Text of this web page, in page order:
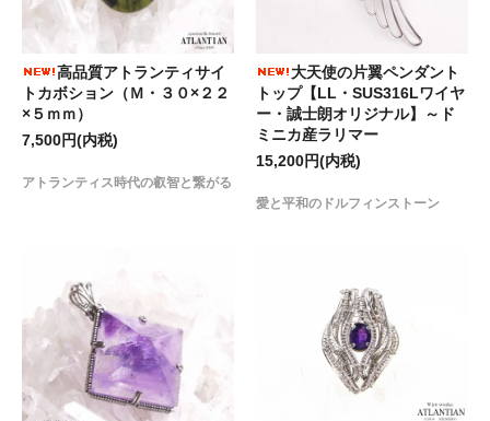
高品質アトランティサイ
トカボション（Ｍ・３０×２２
×５ｍｍ）
7,500円(内税)
アトランティス時代の叡智と繋がる
大天使の片翼ペンダント
トップ【LL・SUS316Lワイヤ
ー・誠士朗オリジナル】～ド
ミニカ産ラリマー
15,200円(内税)
愛と平和のドルフィンストーン